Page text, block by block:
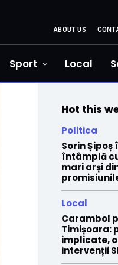
ABOUT US
Sport Local
Hot this
Politica
Sorin
întâmplă
mari arși
Local
Carambol
Timișoara:
implicate,
intervenții